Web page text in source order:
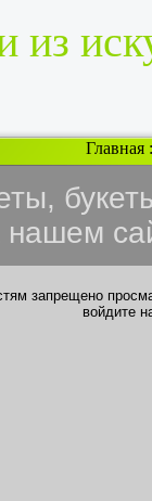
из
Главная
нашем
запрещено
войдите